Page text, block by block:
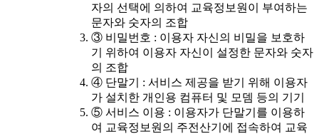
자의 선택에 의하여 교육정보원이 부여하는
문자와 숫자의 조합
③ 비밀번호 : 이용자 자신의 비밀을 보호하
기 위하여 이용자 자신이 설정한 문자와 숫자
의 조합
④ 단말기 : 서비스 제공을 받기 위해 이용자
가 설치한 개인용 컴퓨터 및 모뎀 등의 기기
⑤ 서비스 이용 : 이용자가 단말기를 이용하
여 교육정보원의 주전산기에 접속하여 교육